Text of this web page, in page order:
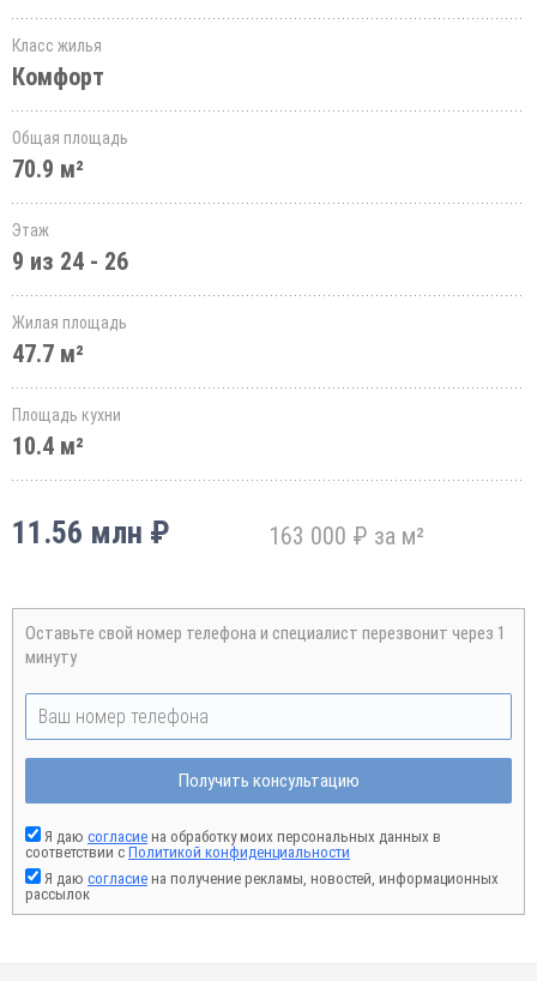
Класс жилья
Комфорт
Общая площадь
70.9 м²
Этаж
9 из 24 - 26
Жилая площадь
47.7 м²
Площадь кухни
10.4 м²
11.56 млн ₽ 163 000 ₽ за м²
Оставьте свой номер телефона и специалист перезвонит через 1
минуту
Получить консультацию
Я даю согласие на обработку моих персональных данных в
соответствии с Политикой конфиденциальности
Я даю согласие на получение рекламы, новостей, информационных
рассылок